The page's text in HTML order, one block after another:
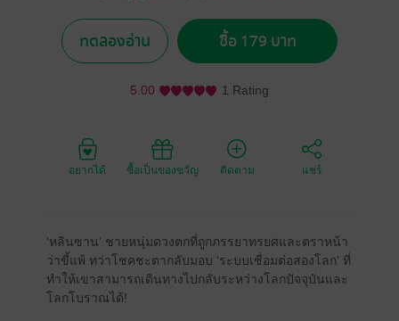
ทดลองอ่าน ซื้อ 179 บาท
5.00 1 Rating
อยากได้ ซื้อเป็นของขวัญ ติดตาม แชร์
‘หลินซาน’ ชายหนุ่มดวงตกที่ถูกภรรยาทรยศและตราหน้า
ว่าขี้แพ้ ทว่าโชคชะตากลับมอบ ‘ระบบเชื่อมต่อสองโลก’ ที่
ทำให้เขาสามารถเดินทางไปกลับระหว่างโลกปัจจุบันและ
โลกโบราณได้!